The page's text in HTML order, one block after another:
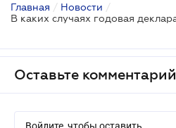
Главная / Новости /
Оставьте комментарий
Войдите, чтобы оставить